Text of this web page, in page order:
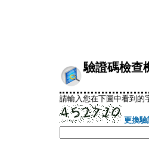
驗證碼檢查
請輸入您在下圖中看到的
更換驗